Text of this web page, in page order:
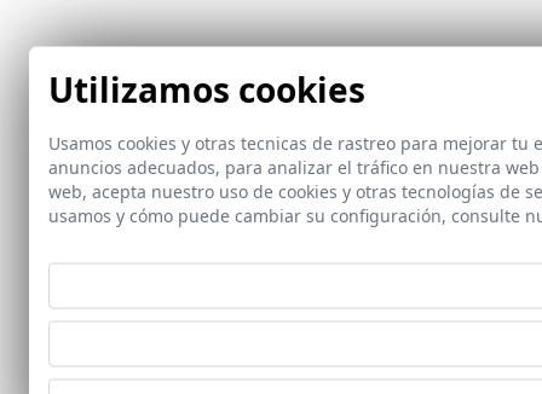
Utilizamos cookies
Usamos cookies y otras tecnicas de rastreo para mejorar
anuncios adecuados, para analizar el tráfico en nuestra
web, acepta nuestro uso de cookies y otras tecnologías de
usamos y cómo puede cambiar su configuración, consulte